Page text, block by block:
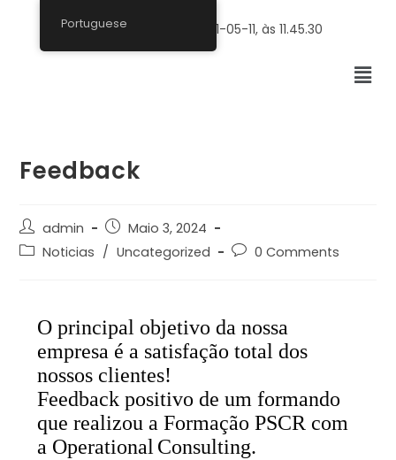
Feedback
admin
Maio 3, 2024
Noticias / Uncategorized 0 Comments
O principal objetivo da nossa
empresa é a satisfação total dos
nossos clientes!
Feedback positivo de um formando
que realizou a Formação PSCR com
a Operational Consulting.
Portuguese